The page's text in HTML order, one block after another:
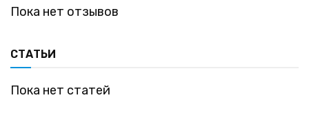
Пока нет отзывов
СТАТЬИ
Пока нет статей